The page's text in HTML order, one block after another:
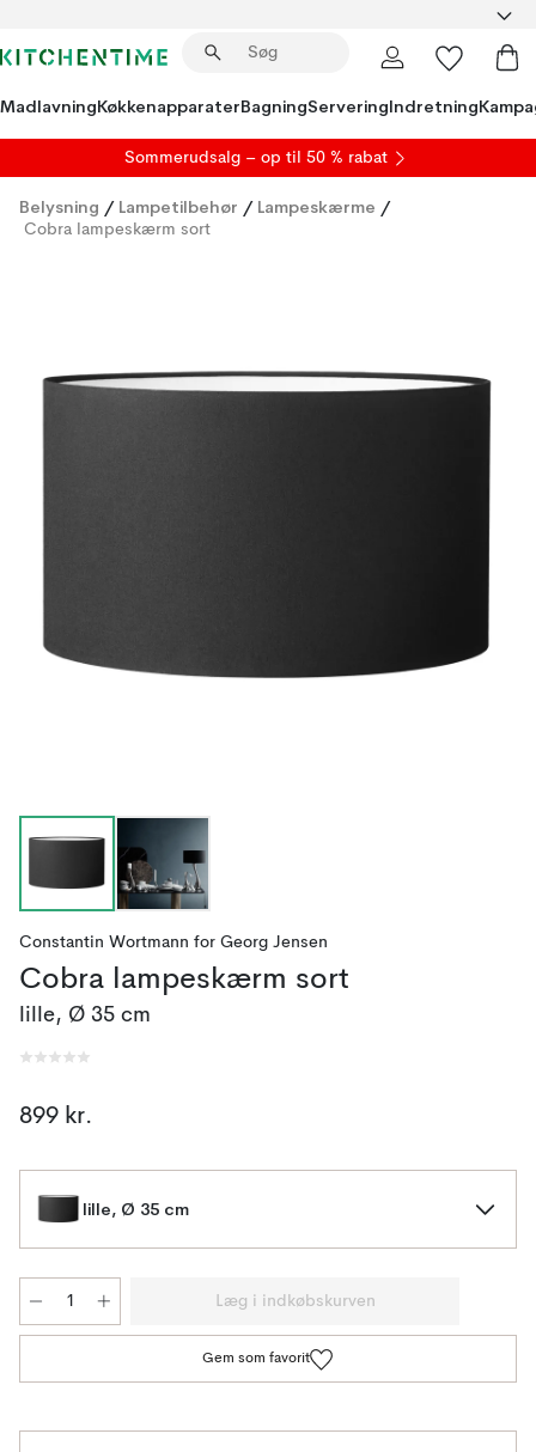
MadlavningKøkkenapparaterBagningServeringIndretning
Sommerudsalg – op til 50 % rabat
Belysning / Lampetilbehør / Lampeskærme /
Cobra lampeskærm sort
Constantin Wortmann for Georg Jensen
Cobra lampeskærm sort
lille, Ø 35 cm
899 kr.
lille, Ø 35 cm
Læg i indkøbskurven
Gem som favorit